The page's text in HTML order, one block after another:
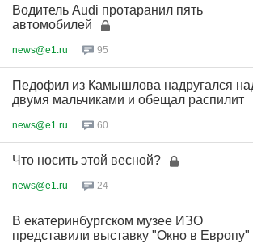
Водитель Audi протаранил пять
автомобилей
news@e1.ru 95
Педофил из Камышлова надругался
двумя мальчиками и обещал распилит
news@e1.ru 60
Что носить этой весной?
news@e1.ru 24
В екатеринбургском музее ИЗО
представили выставку "Окно в Европу"